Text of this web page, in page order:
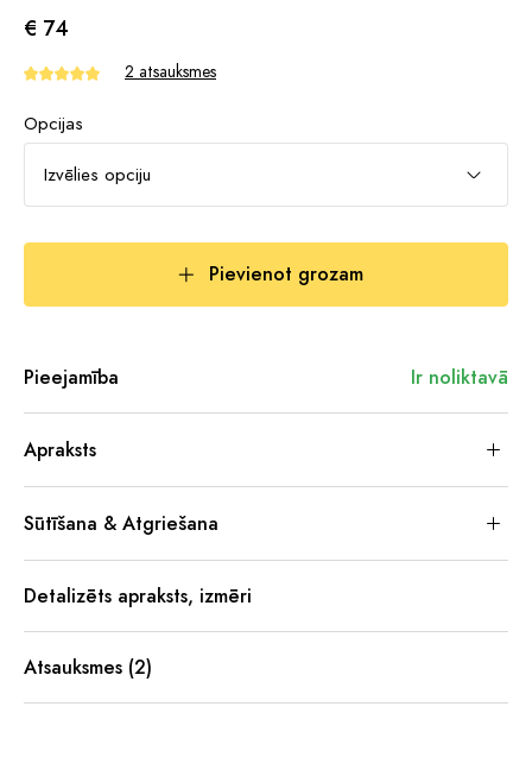
€ 74
2 atsauksmes
Opcijas
Izvēlies opciju
Pievienot grozam
Pieejamība Ir noliktavā
Apraksts
Sūtīšana & Atgriešana
Detalizēts apraksts, izmēri
Atsauksmes (2)